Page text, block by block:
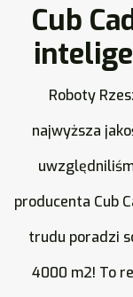
Cub
Roboty
najwyższa
producenta Cub
trudu poradzi
4000 m2! To